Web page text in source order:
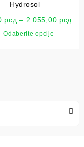
Hydrosol
рсд – 2.055,00 рсд
Odaberite opcije